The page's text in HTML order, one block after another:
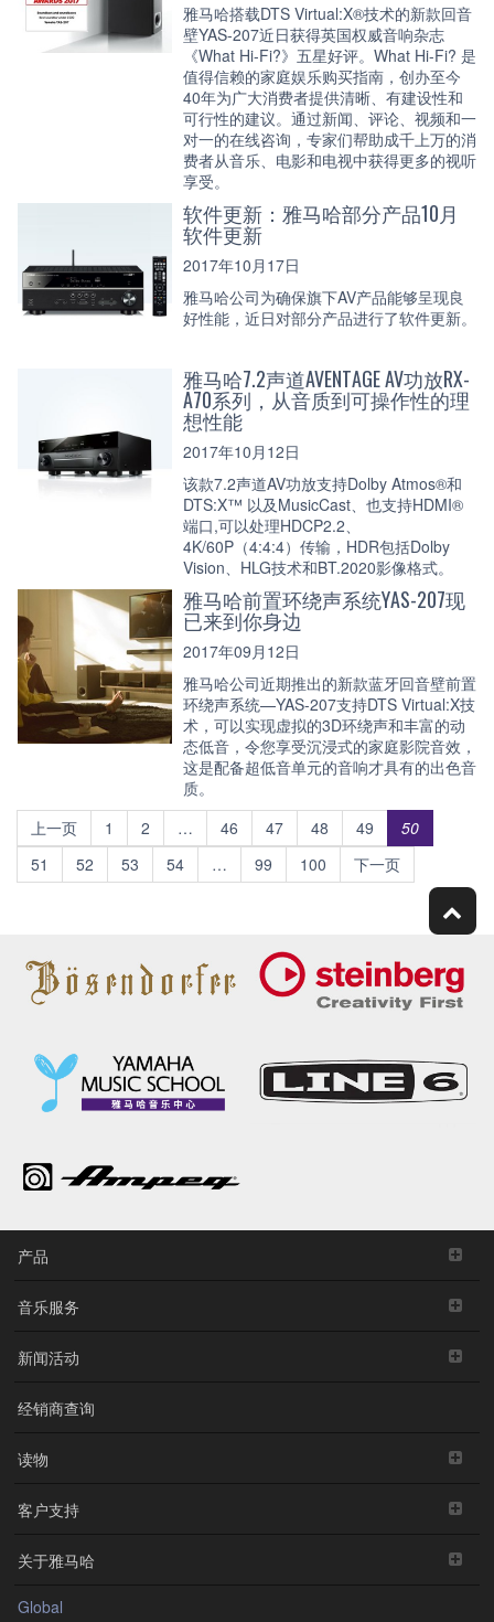
雅马哈搭载DTS Virtual:X®技术的新款回音
壁YAS-207近日获得英国权威音响杂志
《What Hi-Fi?》五星好评。What Hi-Fi? 是
值得信赖的家庭娱乐购买指南，创办至今
40年为广大消费者提供清晰、有建设性和
可行性的建议。通过新闻、评论、视频和一
对一的在线咨询，专家们帮助成千上万的消
费者从音乐、电影和电视中获得更多的视听
享受。
软件更新：雅马哈部分产品10月
软件更新
2017年10月17日
雅马哈公司为确保旗下AV产品能够呈现良
好性能，近日对部分产品进行了软件更新。
雅马哈7.2声道AVENTAGE AV功放RX-
A70系列，从音质到可操作性的理
想性能
2017年10月12日
该款7.2声道AV功放支持Dolby Atmos®和
DTS:X™ 以及MusicCast、也支持HDMI®
端口,可以处理HDCP2.2、
4K/60P（4:4:4）传输，HDR包括Dolby
Vision、HLG技术和BT.2020影像格式。
雅马哈前置环绕声系统YAS-207现
已来到你身边
2017年09月12日
雅马哈公司近期推出的新款蓝牙回音壁前置
环绕声系统—YAS-207支持DTS Virtual:X技
术，可以实现虚拟的3D环绕声和丰富的动
态低音，令您享受沉浸式的家庭影院音效，
这是配备超低音单元的音响才具有的出色音
质。
上一页
1 2 … 46 47 48 49
50
51
52 53 54 … 99 100 下一页
产品
音乐服务
新闻活动
经销商查询
读物
客户支持
关于雅马哈
Global